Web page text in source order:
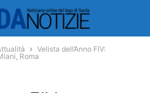
Velista dell’Anno FIV:
Roma